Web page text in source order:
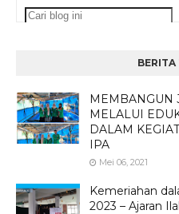
BERITA
MEMBANGUN
MELALUI
DALAM
IPA
Mei 06, 2021
Kemeriahan
2023 – Ajaran